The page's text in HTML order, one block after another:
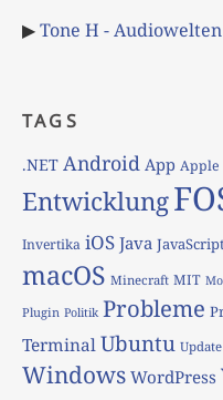
▶Tone H -
TAGS
.NET Android App Apple
Entwicklung
Invertika iOS Java
macOS Minecraft MIT
Plugin Politik Probleme
TerminalUbuntu Update
Windows WordPress